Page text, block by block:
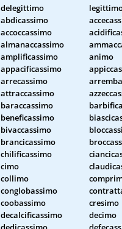
delegittimo
abdicassimo
accoccassimo
almanaccassimo
amplificassimo
animo
appacificassimo
arrecassimo
attraccassimo
baraccassimo
beneficassimo
bivaccassimo
brancicassimo
chilificassimo
cimo
collimo
conglobassimo
coobassimo
cresimo
decalcificassimo
decimo